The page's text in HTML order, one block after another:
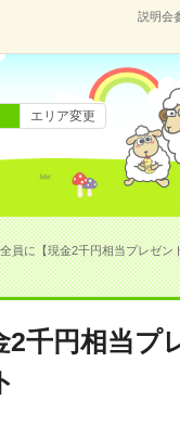
説明会
エリア変更
員に【現金2千円相当プレゼ
千円相当プ